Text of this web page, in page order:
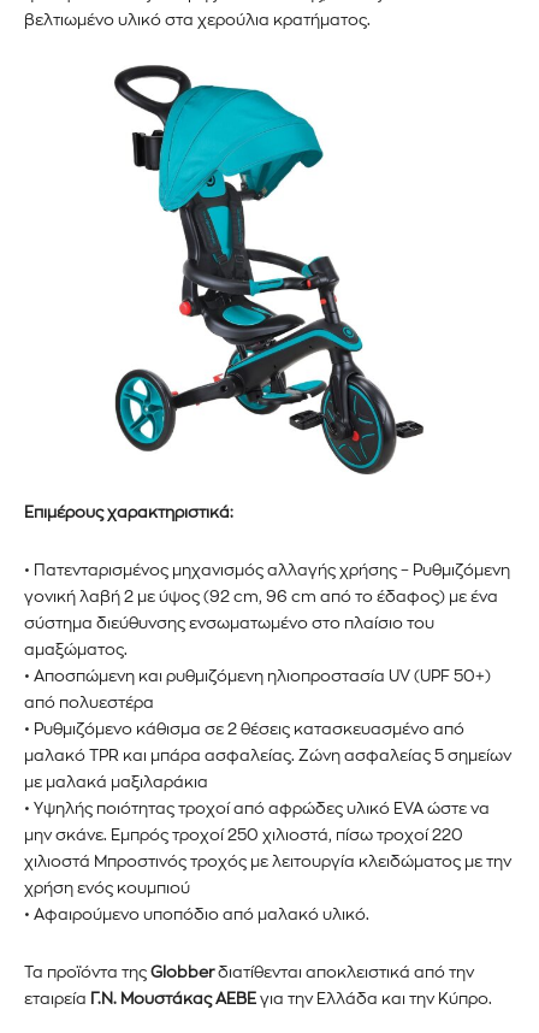
βελτιωμένο υλικό στα χερούλια κρατήματος.
Επιμέρους χαρακτηριστικά:
• Πατενταρισμένος μηχανισμός αλλαγής χρήσης – Ρυθμιζόμενη
γονική λαβή 2 με ύψος (92 cm, 96 cm από το έδαφος) με ένα
σύστημα διεύθυνσης ενσωματωμένο στο πλαίσιο του
αμαξώματος.
• Αποσπώμενη και ρυθμιζόμενη ηλιοπροστασία UV (UPF 50+)
από πολυεστέρα
• Ρυθμιζόμενο κάθισμα σε 2 θέσεις κατασκευασμένο από
μαλακό TPR και μπάρα ασφαλείας. Ζώνη ασφαλείας 5 σημείων
με μαλακά μαξιλαράκια
• Υψηλής ποιότητας τροχοί από αφρώδες υλικό EVA ώστε να
μην σκάνε. Εμπρός τροχοί 250 χιλιοστά, πίσω τροχοί 220
χιλιοστά Μπροστινός τροχός με λειτουργία κλειδώματος με την
χρήση ενός κουμπιού
• Αφαιρούμενο υποπόδιο από μαλακό υλικό.
Τα προϊόντα της Globberδιατίθενται αποκλειστικά από την
εταιρεία
Γ.Ν. Μουστάκας ΑΕΒΕ για την Ελλάδα και την Κύπρο.